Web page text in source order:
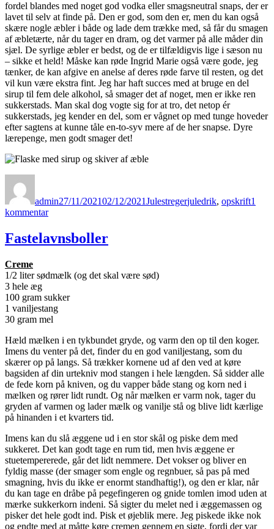
fordel blandes med noget god vodka eller smagsneutral snaps, der er
lavet til selv at finde på. Den er god, som den er, men du kan også
skære nogle æbler i både og lade dem trække med, så får du smagen
af æbletærte, når du tager en dram, og det varmer på alle måder din
sjæl. De syrlige æbler er bedst, og de er tilfældigvis lige i sæson nu
– sikke et held! Måske kan røde Ingrid Marie også være gode, jeg
tænker, de kan afgive en anelse af deres røde farve til resten, og det
vil kun være ekstra fint. Jeg har haft succes med at bruge en del
sirup til fem dele alkohol, så smager det af noget, men er ikke ren
sukkerstads. Man skal dog vogte sig for at tro, det netop ér
sukkerstads, jeg kender en del, som er vågnet op med tunge hoveder
efter sagtens at kunne tåle en-to-syv mere af de her snapse. Dyre
lærepenge, men godt smager det!
admin27/11/202102/12/2021Julestregerjuledrik, opskrift1
kommentartil
Fastelavnsboller
Creme
1/2 liter sødmælk (og det skal være sød)
3 hele æg
100 gram sukker
1 vaniljestang
30 gram mel
Hæld mælken i en tykbundet gryde, og varm den op til den koger.
Imens du venter på det, finder du en god vaniljestang, som du
skærer op på langs. Så trækker kornene ud af den ved at køre
bagsiden af din urtekniv mod stangen i hele længden. Så sidder alle
de fede korn på kniven, og du vapper både stang og korn ned i
mælken og rører lidt rundt. Og når mælken er varm nok, tager du
gryden af varmen og lader mælk og vanilje stå og blive lidt kærlige
på hinanden i et kvarters tid.
Imens kan du slå æggene ud i en stor skål og piske dem med
sukkeret. Det kan godt tage en rum tid, men hvis æggene er
stuetempererede, går det lidt nemmere. Det vokser og bliver en
fyldig masse (der smager som engle og regnbuer, så pas på med
smagning, hvis du ikke er enormt standhaftig!), og den er klar, når
du kan tage en dråbe på pegefingeren og gnide tomlen imod uden at
mærke sukkerkorn indeni. Så sigter du melet ned i æggemassen og
pisker det hele godt ind. Pisk et øjeblik mere. Jeg piskede ikke nok
og endte med at måtte køre cremen gennem en sigte, fordi der var